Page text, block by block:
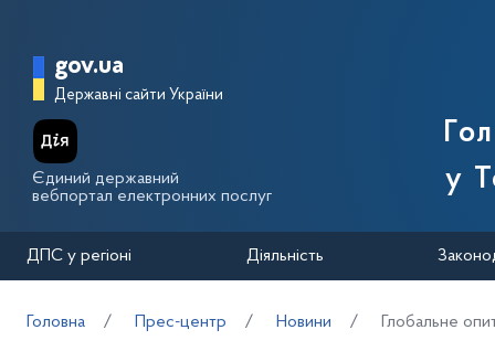
Головна сторінка Державної
gov.ua
Державні сайти України
Єдиний державний
вебпортал електронних послуг
у
ДПС у регіоні Діяльність
Головна Прес-центр Новини Глобальне